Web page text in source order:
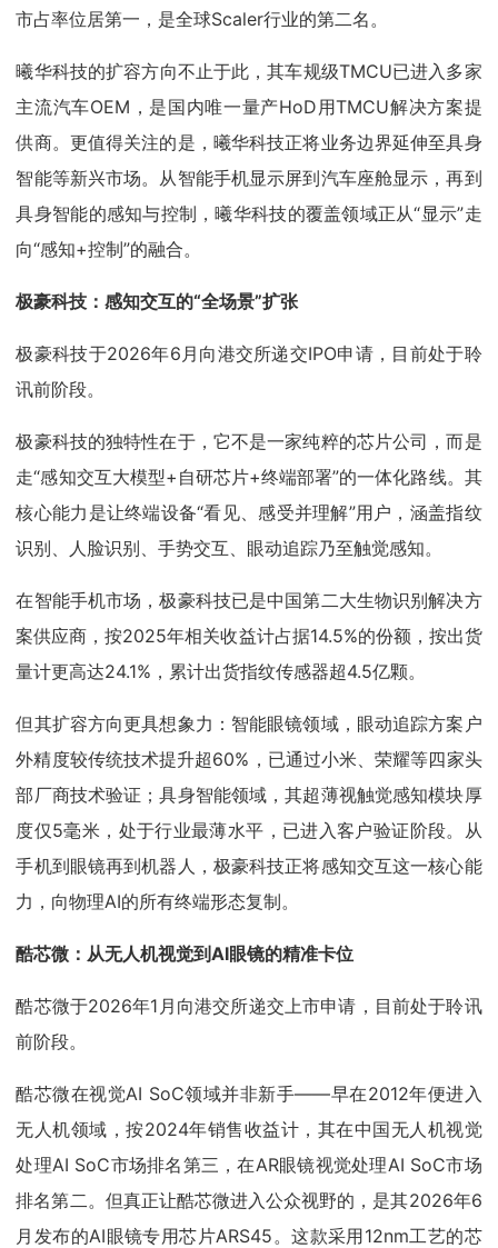
市占率位居第一，是全球Scaler行业的第二名。
曦华科技的扩容方向不止于此，其车规级TMCU已进入多家
主流汽车OEM，是国内唯一量产HoD用TMCU解决方案提
供商。更值得关注的是，曦华科技正将业务边界延伸至具身
智能等新兴市场。从智能手机显示屏到汽车座舱显示，再到
具身智能的感知与控制，曦华科技的覆盖领域正从“显示”走
向“感知+控制”的融合。
极豪科技：感知交互的“全场景”扩张
极豪科技于2026年6月向港交所递交IPO申请，目前处于聆
讯前阶段。
极豪科技的独特性在于，它不是一家纯粹的芯片公司，而是
走“感知交互大模型+自研芯片+终端部署”的一体化路线。其
核心能力是让终端设备“看见、感受并理解”用户，涵盖指纹
识别、人脸识别、手势交互、眼动追踪乃至触觉感知。
在智能手机市场，极豪科技已是中国第二大生物识别解决方
案供应商，按2025年相关收益计占据14.5%的份额，按出货
量计更高达24.1%，累计出货指纹传感器超4.5亿颗。
但其扩容方向更具想象力：智能眼镜领域，眼动追踪方案户
外精度较传统技术提升超60%，已通过小米、荣耀等四家头
部厂商技术验证；具身智能领域，其超薄视触觉感知模块厚
度仅5毫米，处于行业最薄水平，已进入客户验证阶段。从
手机到眼镜再到机器人，极豪科技正将感知交互这一核心能
力，向物理AI的所有终端形态复制。
酷芯微：从无人机视觉到AI眼镜的精准卡位
酷芯微于2026年1月向港交所递交上市申请，目前处于聆讯
前阶段。
酷芯微在视觉AI SoC领域并非新手——早在2012年便进入
无人机领域，按2024年销售收益计，其在中国无人机视觉
处理AI SoC市场排名第三，在AR眼镜视觉处理AI SoC市场
排名第二。但真正让酷芯微进入公众视野的，是其2026年6
月发布的AI眼镜专用芯片ARS45。这款采用12nm工艺的芯